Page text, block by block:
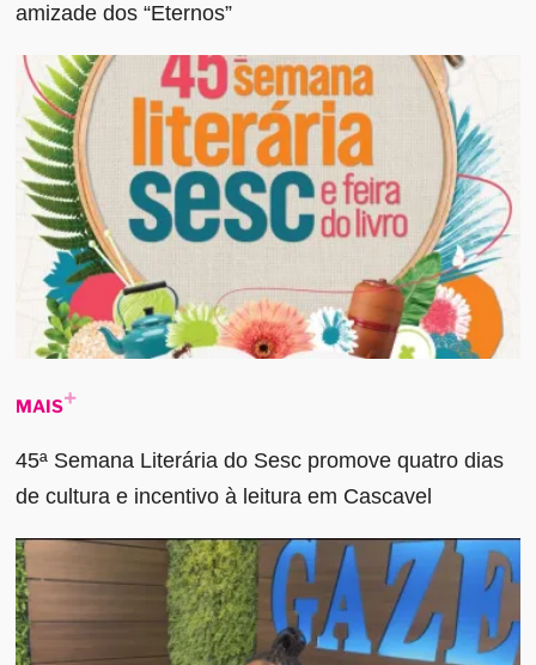
amizade dos “Eternos”
MAIS
45ª Semana Literária do Sesc promove quatro dias
de cultura e incentivo à leitura em Cascavel